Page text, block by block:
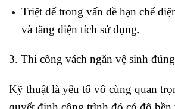
Triệt để trong vấn đề hạn chế
và tăng diện tích sử dụng.
3. Thi công vách ngăn vệ sinh
Kỹ thuật là yếu tố vô cùng quan